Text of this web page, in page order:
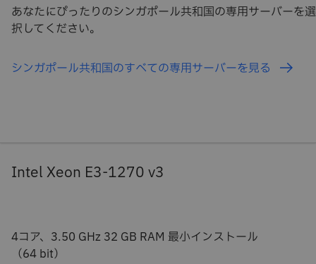
あなたにぴったりのシンガポール共和国の専用サーバーを選
択してください。
シンガポール共和国のすべての専用サーバーを見る
Intel Xeon E3-1270 v3
4コア、3.50 GHz 32 GB RAM 最小インストール
（64 bit）